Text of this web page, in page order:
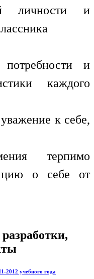
личности и
и
каждого
к себе,
терпимо
о себе от
2012 учебного года